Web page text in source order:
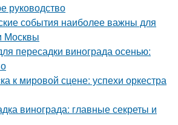
руководство
события наиболее важны для
Москвы
пересадки винограда осенью:
к мировой сцене: успехи оркестра
винограда: главные секреты и